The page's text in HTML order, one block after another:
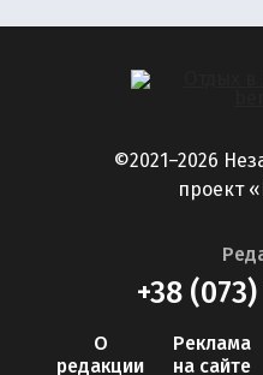
©2021–2026
проект
+38
О
редакции
Реклама
на сайте